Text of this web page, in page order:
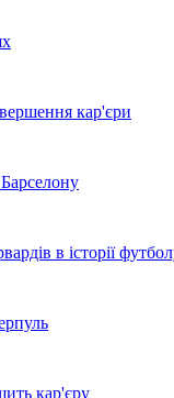
кар'єри
в історії
кар'єру